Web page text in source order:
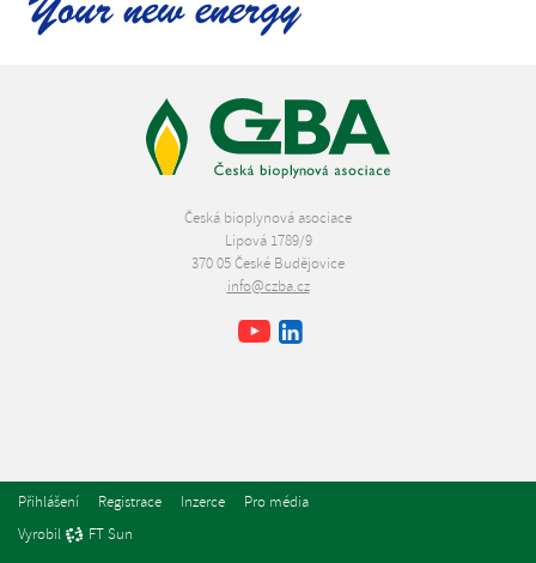
Česká bioplynová asociace
Lipová 1789/9
370 05 České Budějovice
info@czba.cz
Facebook
Youtube
Přihlášení Registrace Inzerce
Pro média
Vyrobil
FT Sun